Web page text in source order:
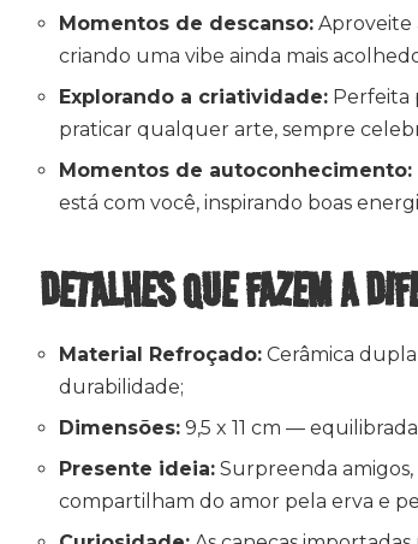
Momentos de descanso: Aproveite
criando uma vibe ainda mais
Explorando a criatividade: Perfeita
praticar qualquer arte, sempre
Momentos de autoconhecimento:
está com você, inspirando boas
DETALHES QUE FAZEM A
Material Refroçado: Cerâmica
durabilidade;
Dimensões: 9,5 x 11 cm —
Presente ideia: Surpreenda
compartilham do amor pela erva e